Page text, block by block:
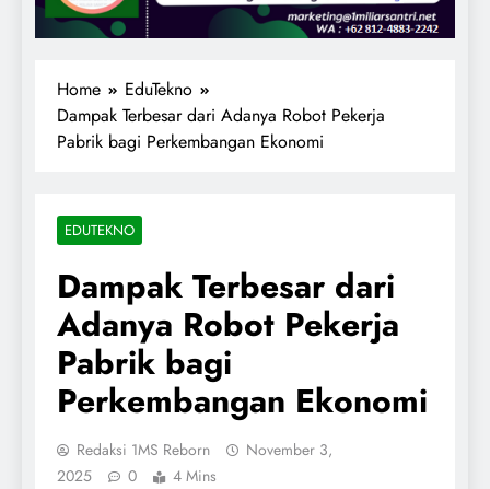
Home
EduTekno
Dampak Terbesar dari Adanya Robot Pekerja
Pabrik bagi Perkembangan Ekonomi
EDUTEKNO
Dampak Terbesar dari
Adanya Robot Pekerja
Pabrik bagi
Perkembangan Ekonomi
Redaksi 1MS Reborn
November 3,
2025
0 4 Mins